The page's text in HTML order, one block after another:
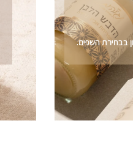
בבחירת השפים.